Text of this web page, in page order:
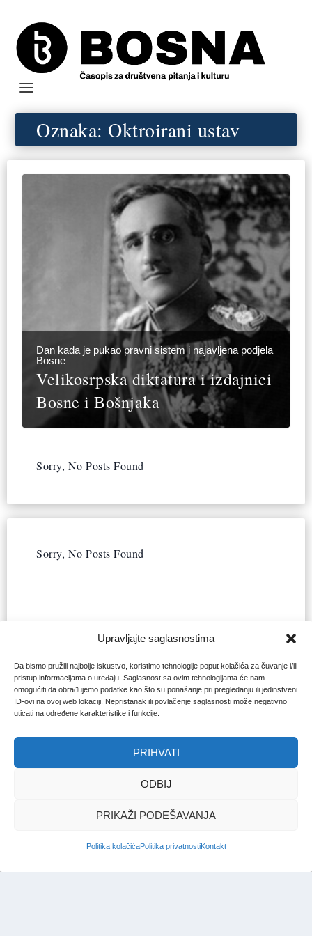
Upravljajte saglasnostima
Da bismo pružili najbolje iskustvo, koristimo tehnologije poput kolačića za čuvanje i/ili
pristup informacijama o uređaju. Saglasnost sa ovim tehnologijama će nam
omogućiti da obrađujemo podatke kao što su ponašanje pri pregledanju ili jedinstveni
ID-ovi na ovoj web lokaciji. Nepristanak ili povlačenje saglasnosti može negativno
uticati na određene karakteristike i funkcije.
PRIHVATI
ODBIJ
PRIKAŽI PODEŠAVANJA
Politika kolačićaPolitika privatnostiKontakt
Oznaka: Oktroirani ustav
Dan kada je pukao pravni sistem i najavljena podjela
Bosne
Velikosrpska diktatura i izdajnici
Bosne i Bošnjaka
Sorry, No Posts Found
Sorry, No Posts Found